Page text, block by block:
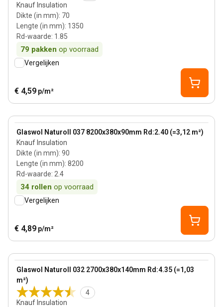
Knauf Insulation
Dikte (in mm): 70
Lengte (in mm): 1350
Rd-waarde: 1.85
79 pakken op voorraad
Vergelijken
€ 4,59 p/m²
Glaswol Naturoll 037 8200x380x90mm Rd:2.40 (=3,12 m²)
Knauf Insulation
Dikte (in mm): 90
Lengte (in mm): 8200
Rd-waarde: 2.4
34 rollen op voorraad
View product
Vergelijken
€ 4,89 p/m²
Glaswol Naturoll 032 2700x380x140mm Rd:4.35 (=1,03
m²)
4
Knauf Insulation
View product